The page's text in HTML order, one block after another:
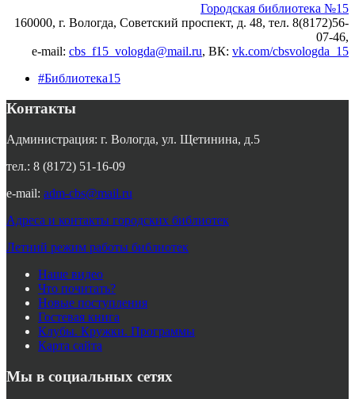
Городская библиотека №15
160000, г. Вологда, Советский проспект, д. 48, тел. 8(8172)56-
07-46,
e-mail: cbs_f15_vologda@mail.ru, ВК: vk.com/cbsvologda_15
#Библиотека15
Контакты
Администрация: г. Вологда, ул. Щетинина, д.5
тел.: 8 (8172) 51-16-09
e-mail: adm-cbs@mail.ru
Адреса и контакты городских библиотек
Летний режим работы библиотек
Наше видео
Что почитать?
Новые поступления
Гостевая книга
Клубы. Кружки. Программы
Карта сайта
Мы в социальных сетях